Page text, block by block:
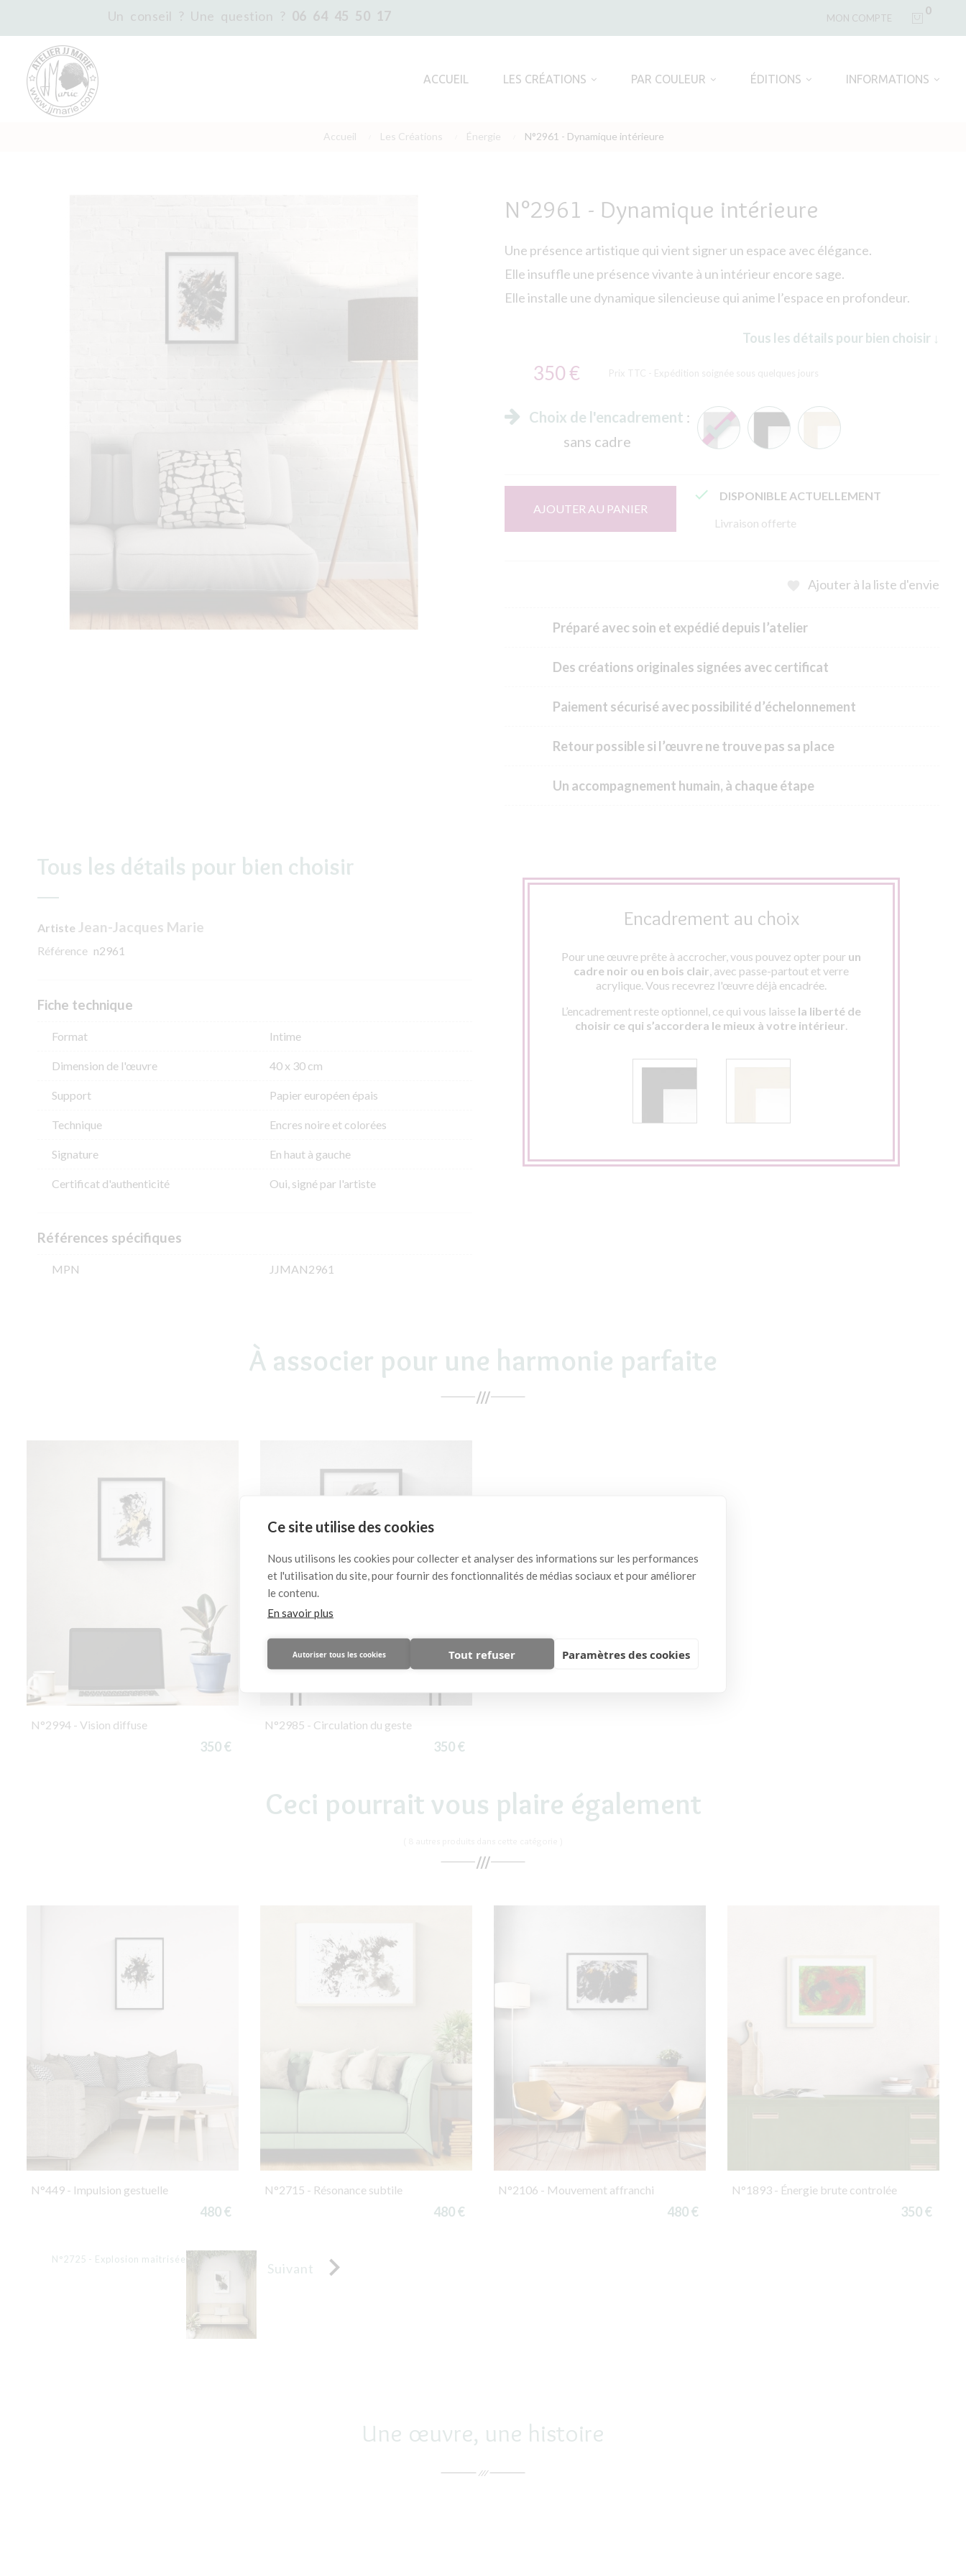
Ce site utilise des cookies
Nous utilisons les cookies pour collecter et analyser des informations sur les performances
et l'utilisation du site, pour fournir des fonctionnalités de médias sociaux et pour améliorer
le contenu.
En savoir plus
Autoriser tous les cookies Tout refuser Paramètres des cookies
Un conseil ? Une question ? 06 64 45 50 17 MON COMPTE
0
ACCUEIL LES CRÉATIONS PAR COULEUR ÉDITIONS INFORMATIONS
Accueil Les Créations Énergie N°2961 - Dynamique intérieure
N°2961 - Dynamique intérieure
Une présence artistique qui vient signer un espace avec élégance.
Elle insuffle une présence vivante à un intérieur encore sage.
Elle installe une dynamique silencieuse qui anime l’espace en profondeur.
Tous les détails pour bien choisir ↓
350 € Prix TTC - Expédition soignée sous quelques jours
Choix de l'encadrement :
sans cadre
AJOUTER AU PANIER
 DISPONIBLE ACTUELLEMENT
Livraison offerte
Ajouter à la liste d'envie
Préparé avec soin et expédié depuis l’atelier
Des créations originales signées avec certificat
Paiement sécurisé avec possibilité d’échelonnement
Retour possible si l’œuvre ne trouve pas sa place
Un accompagnement humain, à chaque étape
Tous les détails pour bien choisir
Artiste Jean-Jacques Marie
Référence n2961
Fiche technique
Format Intime
Dimension de l'​œuvre 40 x 30 cm
Support Papier européen épais
Technique Encres noire et colorées
Signature En haut à gauche
Certificat d'authenticité Oui, signé par l'artiste
Références spécifiques
MPN JJMAN2961
Encadrement au choix
Pour une œuvre prête à accrocher, vous pouvez opter pour un
cadre noir ou en bois clair, avec passe-partout et verre
acrylique. Vous recevrez l'œuvre déjà encadrée.
L’encadrement reste optionnel, ce qui vous laisse la liberté de
choisir ce qui s’accordera le mieux à votre intérieur.
À associer pour une harmonie parfaite
N°2994 - Vision diffuse
350 €
N°2985 - Circulation du geste
350 €
Ceci pourrait vous plaire également
N°449 - Impulsion gestuelle
480 €
N°2715 - Résonance subtile
480 €
N°2106 - Mouvement affranchi
480 €
N°1893 - Énergie brute controlée
350 €
Suivant 
N°2725 - Explosion maîtrisée
Une œuvre, une histoire